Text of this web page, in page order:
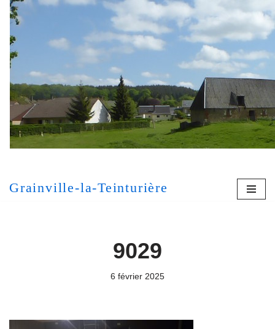
Aller
au
contenu
Grainville-la-Teinturière
9029
6 février 2025